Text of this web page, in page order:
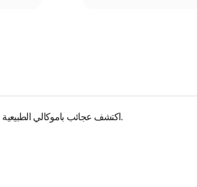
اكتشف عجائب باموكالي الطبيعية من خلال جولاتنا المصحوبة بمرشدين. انغمس في الجمال المذهل للينابيع الساخنة في المنطقة وتراسات الحجر الجيري من خلال جولات باموكالي.